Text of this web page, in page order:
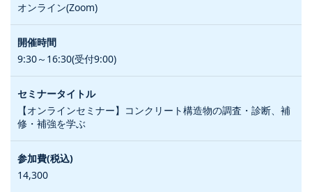
オンライン(Zoom)
9:30～16:30(受付9:00)
【オンラインセミナー】コンクリート構造物の調査・診断、補
修・補強を学ぶ
14,300